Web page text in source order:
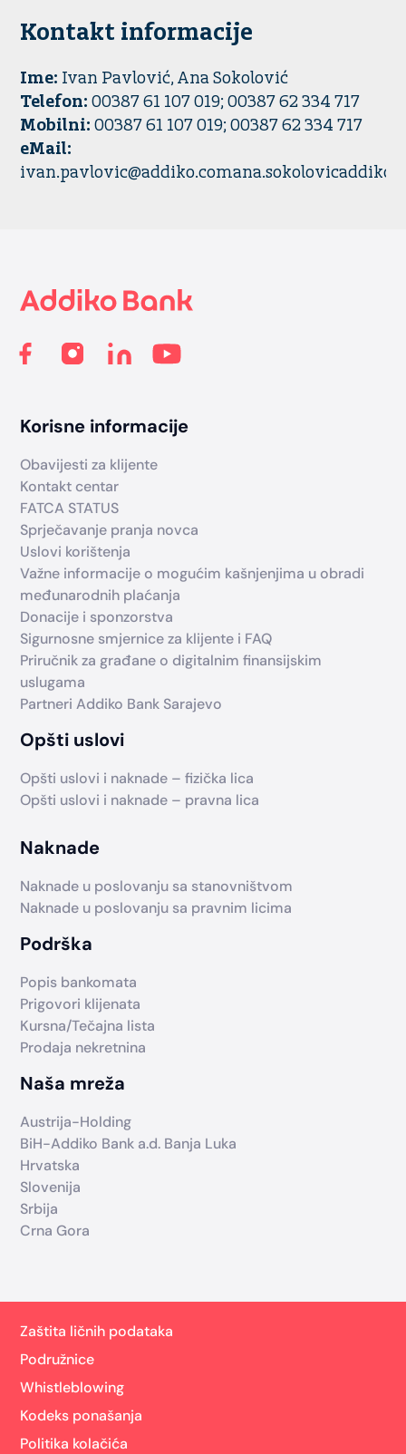
Kontakt informacije
Ime: Ivan Pavlović, Ana Sokolović
Telefon: 00387 61 107 019; 00387 62 334 717
Mobilni: 00387 61 107 019; 00387 62 334 717
eMail:
Korisne informacije
Obavijesti za klijente
Kontakt centar
FATCA STATUS
Sprječavanje pranja novca
Uslovi korištenja
Važne informacije o mogućim kašnjenjima u obradi
međunarodnih plaćanja
Donacije i sponzorstva
Sigurnosne smjernice za klijente i FAQ
Priručnik za građane o digitalnim finansijskim
uslugama
Partneri Addiko Bank Sarajevo
Opšti uslovi
Opšti uslovi i naknade – fizička lica
Opšti uslovi i naknade – pravna lica
Naknade
Naknade u poslovanju sa stanovništvom
Naknade u poslovanju sa pravnim licima
Podrška
Popis bankomata
Prigovori klijenata
Kursna/Tečajna lista
Prodaja nekretnina
Naša mreža
Austrija-Holding
BiH-Addiko Bank a.d. Banja Luka
Hrvatska
Slovenija
Srbija
Crna Gora
Zaštita ličnih podataka
Podružnice
Whistleblowing
Kodeks ponašanja
Politika kolačića